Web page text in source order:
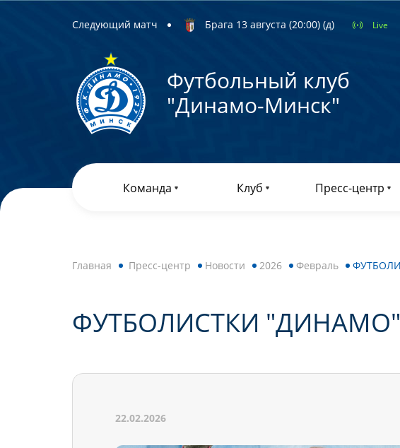
Следующий матч Брага 13 августа (20:00) (д) Live
Футбольный клуб
"Динамо-Минск"
Команда Клуб Пресс-центр
Главная Пресс-центр Новости 2026 Февраль
ФУТБОЛИСТКИ
22.02.2026